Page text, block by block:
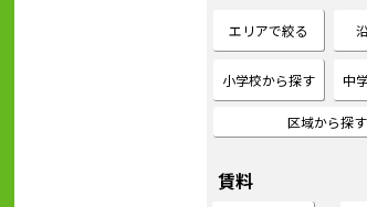
エリアで絞る
小学校から探す 中
区域から探す
賃料